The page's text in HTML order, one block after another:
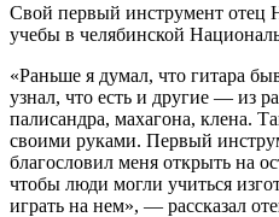
Свой первый инструмент отец
учебы в челябинской
«Раньше я думал, что гитара
узнал, что есть и другие — из
палисандра, махагона, клена.
своими руками. Первый
благословил меня открыть на
чтобы люди могли учиться
играть на нем», — рассказал